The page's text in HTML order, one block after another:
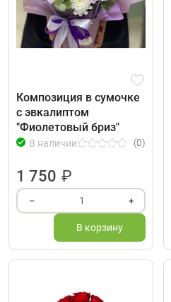
Композиция в сумочке
с эвкалиптом
"Фиолетовый бриз"
В наличии (0)
1 750 ₽
– 1 +
В корзину